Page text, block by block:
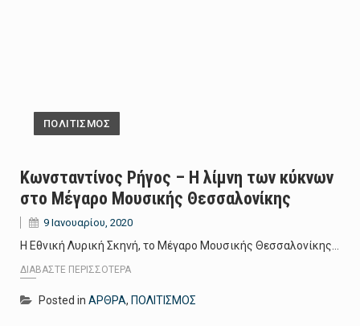
ΠΟΛΙΤΙΣΜΟΣ
Κωνσταντίνος Ρήγος – Η λίμνη των κύκνων
στο Μέγαρο Μουσικής Θεσσαλονίκης
9 Ιανουαρίου, 2020
H Εθνική Λυρική Σκηνή, το Μέγαρο Μουσικής Θεσσαλονίκης…
ΔΙΑΒΆΣΤΕ ΠΕΡΙΣΣΌΤΕΡΑ
Posted in ΑΡΘΡΑ, ΠΟΛΙΤΙΣΜΟΣ